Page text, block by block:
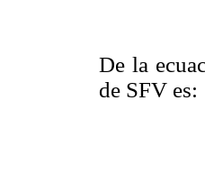
De la
de SFV es: